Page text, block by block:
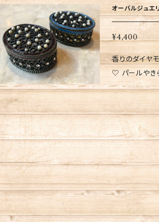
なる場合がご
室に飾ったり
る事も可能で
す♡♡ ▼オーガンジー巾着 縦約13cm・横約１０㎝ ▼オーガンジー
のお色は、ホ
込・送料別）に
て おり
の当たる場所
注意ください
場合がござい
オーバルジュエ
¥4,400
香りのダイヤ
♡ パールやきらきらストーンがちりばめられたジュエリーBOXと、香り
のダイヤモン
の最高級香
ております。 香りが幸せを運ぶとも言われ、空間を浄化してくれる力も
あります。 ご
▼小物入れ サ
入れ一部分
ております
￥1,650（税込
プル. ￥